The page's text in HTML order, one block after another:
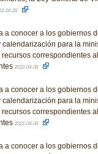
04-28
a conocer a los gobiernos
para la
correspondientes
2022-04-08
a conocer a los gobiernos
para la
correspondientes
2022-04-08
a conocer a los gobiernos